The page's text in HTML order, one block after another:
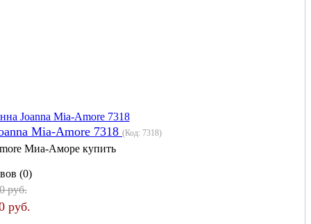
Mia-Amore 7318 (Код: 7318)
Миа-Аморе купить
(0)
руб.
руб.